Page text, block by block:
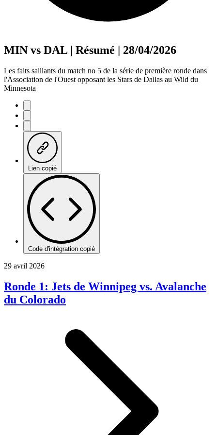
MIN vs DAL | Résumé | 28/04/2026
Les faits saillants du match no 5 de la série de première ronde dans
l'Association de l'Ouest opposant les Stars de Dallas au Wild du
Minnesota
Lien copié
Code d'intégration copié
29 avril 2026
Ronde 1: Jets de Winnipeg vs. Avalanche
du Colorado